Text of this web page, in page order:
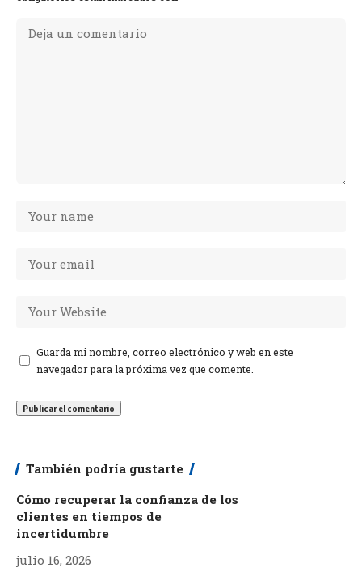
Guarda mi nombre, correo electrónico y web en este
navegador para la próxima vez que comente.
También podría gustarte
Cómo recuperar la confianza de los
clientes en tiempos de
incertidumbre
julio 16, 2026